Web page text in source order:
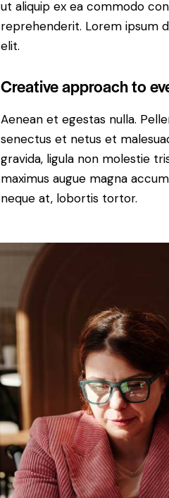
ut aliquip ex ea commodo
reprehenderit. Lorem ipsum
elit.
Creative approach to
Aenean et egestas nulla.
senectus et netus et
gravida, ligula non molestie
maximus augue magna
neque at, lobortis tortor.